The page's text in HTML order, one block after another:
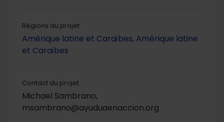
Régions du projet
Amérique latine et Caraïbes, Amérique latine
et Caraïbes
Contact du projet
Michael Sambrano,
msambrano@ayuduaenaccion.org